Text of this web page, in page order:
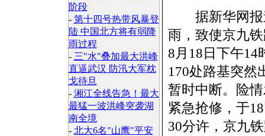
阶段
- 第十四号热带风暴登
陆 中国北方将有弱降
雨过程
- 三"水"叠加最大洪峰
直逼武汉 防汛大军枕
戈待旦
- 湘江全线告急！最大
最猛一波洪峰突袭湖
南全境
- 北大6名"山鹰"平安
据新华网报
雨，致使京九
8月18日下午
170处路基突然
暂时中断。险
紧急抢修，于
30分许，京九